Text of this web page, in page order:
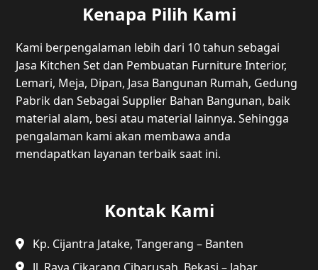
Kenapa Pilih Kami
Kami berpengalaman lebih dari 10 tahun sebagai
Jasa Kitchen Set dan Pembuatan Furniture Interior,
Lemari, Meja, Dipan, Jasa Bangunan Rumah, Gedung
Pabrik dan Sebagai Supplier Bahan Bangunan, baik
material alam, besi atau material lainnya. Sehingga
pengalaman kami akan membawa anda
mendapatkan layanan terbaik saat ini.
Kontak Kami
Kp. Cijantra Jatake, Tangerang – Banten